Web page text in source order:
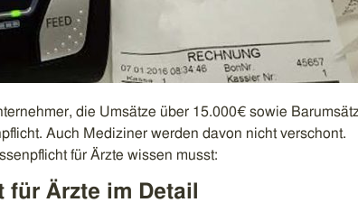
die Umsätze über 15.000€ sowie
Auch Mediziner werden davon nicht verschont.
für Ärzte wissen musst:
Ärzte im Detail